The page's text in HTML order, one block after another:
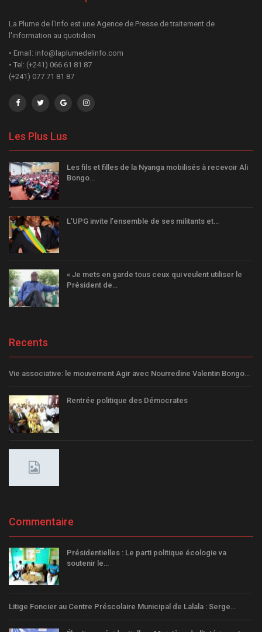
La Plume de l'Info est une Agence de Presse de traitement de
l'information au quotidien
• Email: info@laplumedelinfo.com
• Tel: (+241) 066 61 81 87
(+241) 077 71 81 87
Les Plus Lus
Les fils et filles de la Nyanga mobilisés à recevoir Ali
Bongo…
L’UPG invite l’ensemble de ses militants et…
« Je mets en garde tous ceux qui veulent utiliser le
Président de…
Recents
Vie associative: le mouvement Agir avec Nourredine Valentin Bongo…
Rentrée politique des Démocrates
Commentaire
Présidentielles : Le parti politique écologie va
soutenir le…
Litige Foncier au Centre Préscolaire Municipal de Lalala : Serge…